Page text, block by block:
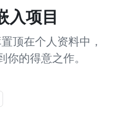
入项目
顶在个人资料中，
的得意之作。